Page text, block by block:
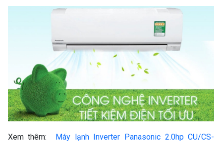
Xem thêm: Máy lạnh Inverter Panasonic 2.0hp CU/CS-